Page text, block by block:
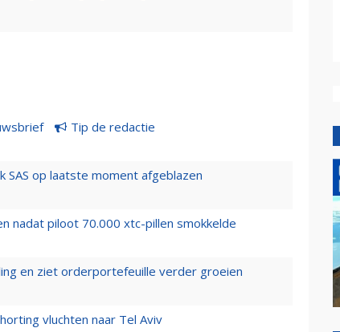
Tip de redactie
SAS op laatste moment afgeblazen
nadat piloot 70.000 xtc-pillen smokkelde
en ziet orderportefeuille verder groeien
vluchten naar Tel Aviv